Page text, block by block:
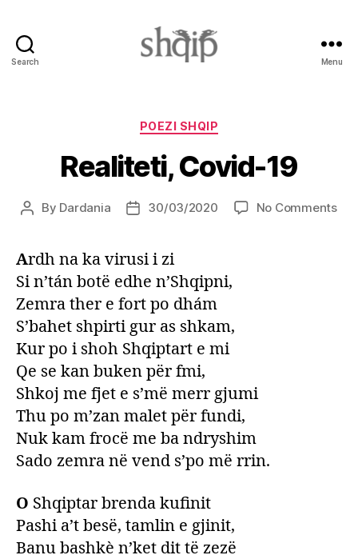
Search Menu
Categories
POEZI SHQIP
Realiteti, Covid-19
Post
By Dardania
Post30/03/2020 No Commentson
Ardh na ka virusi i zi
Si n’tán botë edhe n’Shqipni,
Zemra ther e fort po dhám
S’bahet shpirti gur as shkam,
Kur po i shoh Shqiptart e mi
Qe se kan buken për fmi,
Shkoj me fjet e s’më merr gjumi
Thu po m’zan malet për fundi,
Nuk kam frocë me ba ndryshim
Sado zemra në vend s’po më rrin.
O Shqiptar brenda kufinit
Pashi a’t besë, tamlin e gjinit,
Banu bashkè n’ket dit të zezë